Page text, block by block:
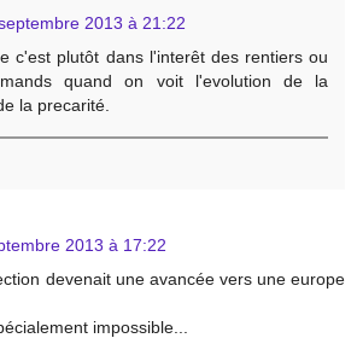
2013 à 21:22
c'est plutôt dans l'interêt des rentiers ou
quand on voit l'evolution de la
la precarité.
2013 à 17:22
devenait une avancée vers une europe
impossible...